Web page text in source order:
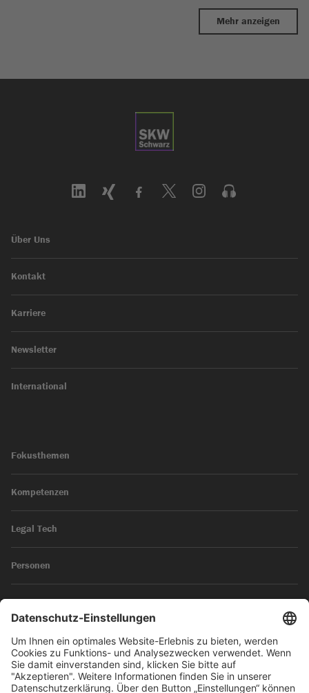
Mehr anzeigen
Über Uns
Kontakt
Karriere
Newsletter
International
Fokusthemen
Kompetenzen
Legal Tech
Personen
News